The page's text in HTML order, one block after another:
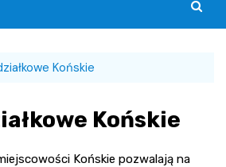
Końskie
Końskie
Końskie pozwalają na